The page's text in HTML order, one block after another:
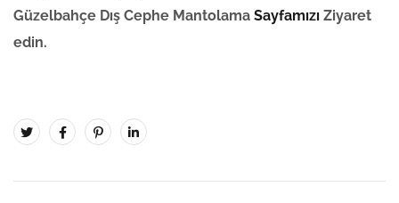
Güzelbahçe Dış Cephe Mantolama Sayfamızı Ziyaret
edin.